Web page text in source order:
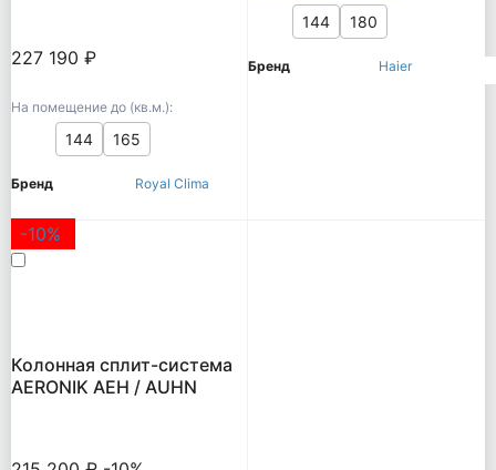
227 190 ₽
На помещение до (кв.м.):
144 165
Бренд Royal Clima
144 180
Бренд Haier
-10%
Колонная сплит-система
AERONIK AEH / AUHN